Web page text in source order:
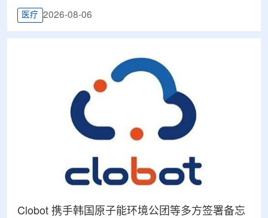
医疗 2026-08-06
Clobot 携手韩国原子能环境公团等多方签署备忘